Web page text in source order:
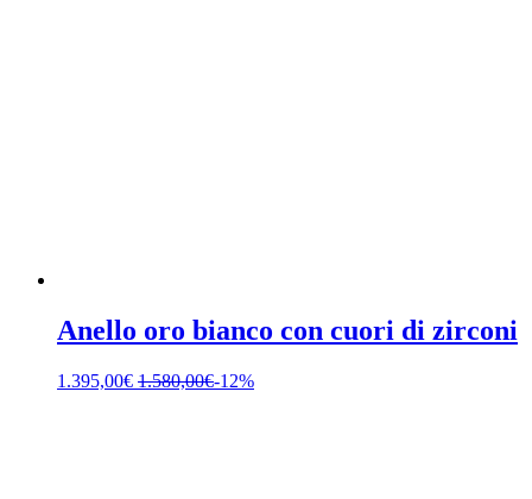
Anello oro bianco con cuori di zirconi
1.395,00€ 1.580,00€-12%